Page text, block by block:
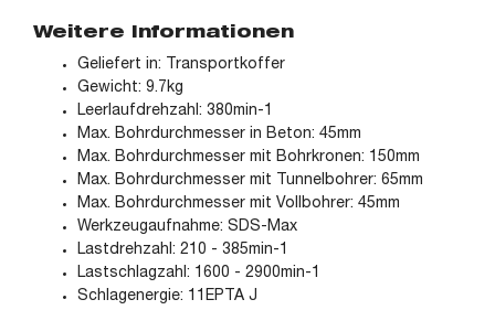
Weitere Informationen
Geliefert in: Transportkoffer
Gewicht: 9.7kg
Leerlaufdrehzahl: 380min-1
Max. Bohrdurchmesser in Beton: 45mm
Max. Bohrdurchmesser mit Bohrkronen: 150mm
Max. Bohrdurchmesser mit Tunnelbohrer: 65mm
Max. Bohrdurchmesser mit Vollbohrer: 45mm
Werkzeugaufnahme: SDS-Max
Lastdrehzahl: 210 - 385min-1
Lastschlagzahl: 1600 - 2900min-1
Schlagenergie: 11EPTA J